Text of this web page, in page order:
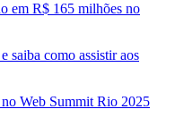
em R$ 165 milhões no
saiba como assistir aos
Web Summit Rio 2025